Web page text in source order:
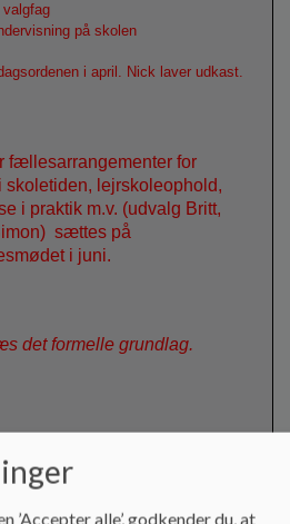
valgfag
på skolen
i april. Nick laver udkast.
fællesarrangementer for
skoletiden, lejrskoleophold,
i praktik m.v. (udvalg Britt,
sættes på
i juni.
det formelle grundlag.
’Accepter alle’, godkender du, at